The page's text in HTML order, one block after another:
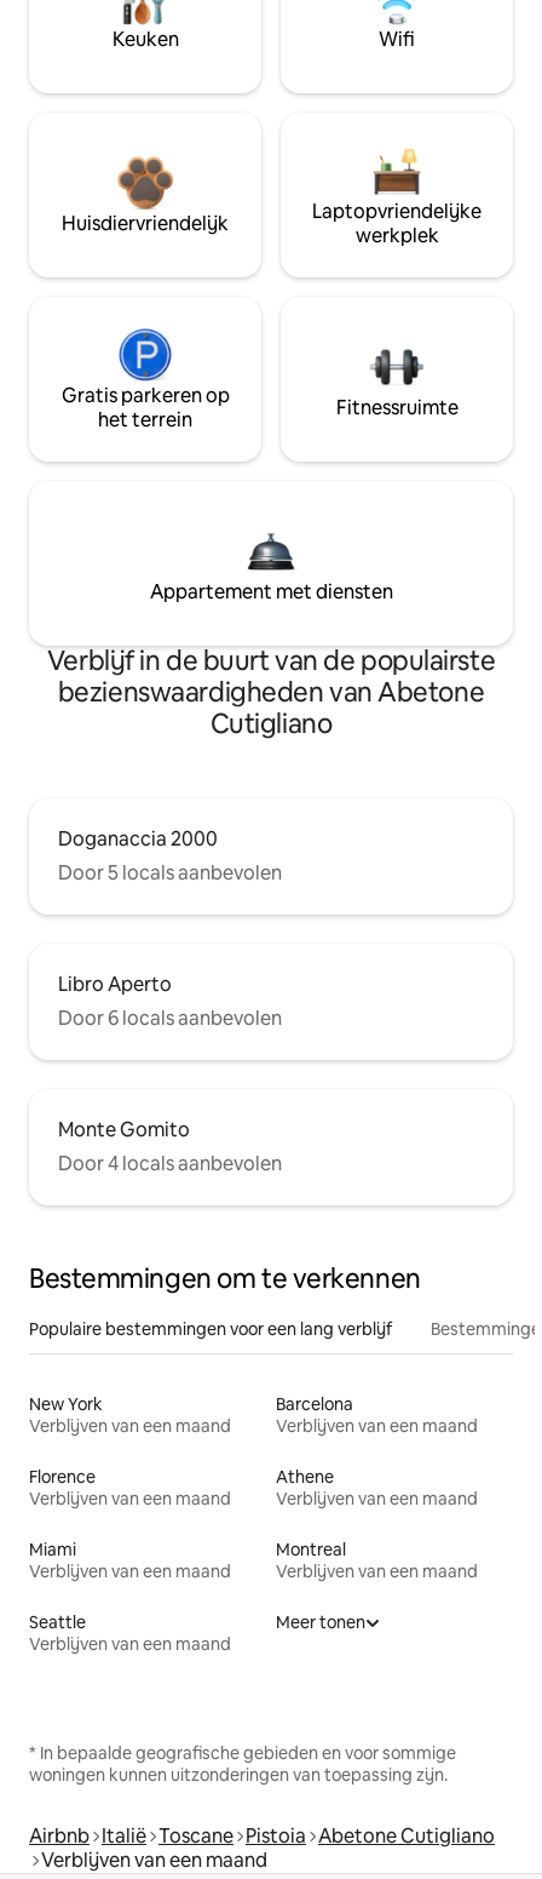
Keuken Wifi
Huisdiervriendelijk
Laptopvriendelijke
werkplek
Gratis parkeren op
het terrein
Fitnessruimte
Appartement met diensten
Verblijf in de buurt van de populairste
bezienswaardigheden van Abetone
Cutigliano
Doganaccia 2000
Door 5 locals aanbevolen
Libro Aperto
Door 6 locals aanbevolen
Monte Gomito
Door 4 locals aanbevolen
Bestemmingen om te verkennen
Populaire bestemmingen voor een lang verblijf
New York
Verblijven van een maand
Barcelona
Verblijven van een maand
Florence
Verblijven van een maand
Athene
Verblijven van een maand
Miami
Verblijven van een maand
Montreal
Verblijven van een maand
Seattle
Verblijven van een maand
Meer tonen
* In bepaalde geografische gebieden en voor sommige
woningen kunnen uitzonderingen van toepassing zijn.
Airbnb Italië Toscane Pistoia Abetone Cutigliano
Verblijven van een maand